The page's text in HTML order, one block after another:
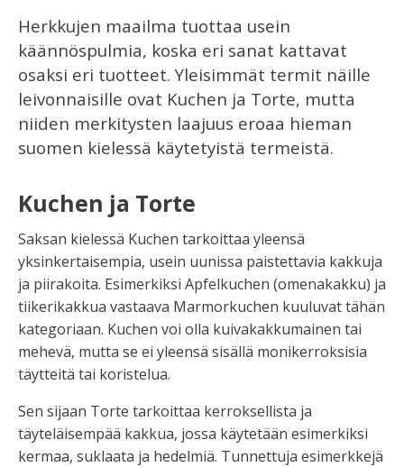
Herkkujen maailma tuottaa usein
käännöspulmia, koska eri sanat kattavat
osaksi eri tuotteet. Yleisimmät termit näille
leivonnaisille ovat Kuchen ja Torte, mutta
niiden merkitysten laajuus eroaa hieman
suomen kielessä käytetyistä termeistä.
Kuchen ja Torte
Saksan kielessä Kuchen tarkoittaa yleensä
yksinkertaisempia, usein uunissa paistettavia kakkuja
ja piirakoita. Esimerkiksi Apfelkuchen (omenakakku) ja
tiikerikakkua vastaava Marmorkuchen kuuluvat tähän
kategoriaan. Kuchen voi olla kuivakakkumainen tai
mehevä, mutta se ei yleensä sisällä monikerroksisia
täytteitä tai koristelua.
Sen sijaan Torte tarkoittaa kerroksellista ja
täyteläisempää kakkua, jossa käytetään esimerkiksi
kermaa, suklaata ja hedelmiä. Tunnettuja esimerkkejä